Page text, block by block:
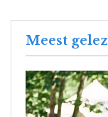
Meest